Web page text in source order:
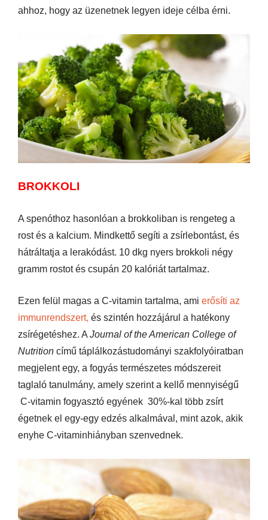
ahhoz, hogy az üzenetnek legyen ideje célba érni.
BROKKOLI
A spenóthoz hasonlóan a brokkoliban is rengeteg a
rost és a kalcium. Mindkettő segíti a zsírlebontást, és
hátráltatja a lerakódást. 10 dkg nyers brokkoli négy
gramm rostot és csupán 20 kalóriát tartalmaz.
Ezen felül magas a C-vitamin tartalma, ami erősíti az
immunrendszert, és szintén hozzájárul a hatékony
zsírégetéshez. A Journal of the American College of
Nutrition című táplálkozástudományi szakfolyóiratban
megjelent egy, a fogyás természetes módszereit
taglaló tanulmány, amely szerint a kellő mennyiségű
C-vitamin fogyasztó egyének 30%-kal több zsírt
égetnek el egy-egy edzés alkalmával, mint azok, akik
enyhe C-vitaminhiányban szenvednek.